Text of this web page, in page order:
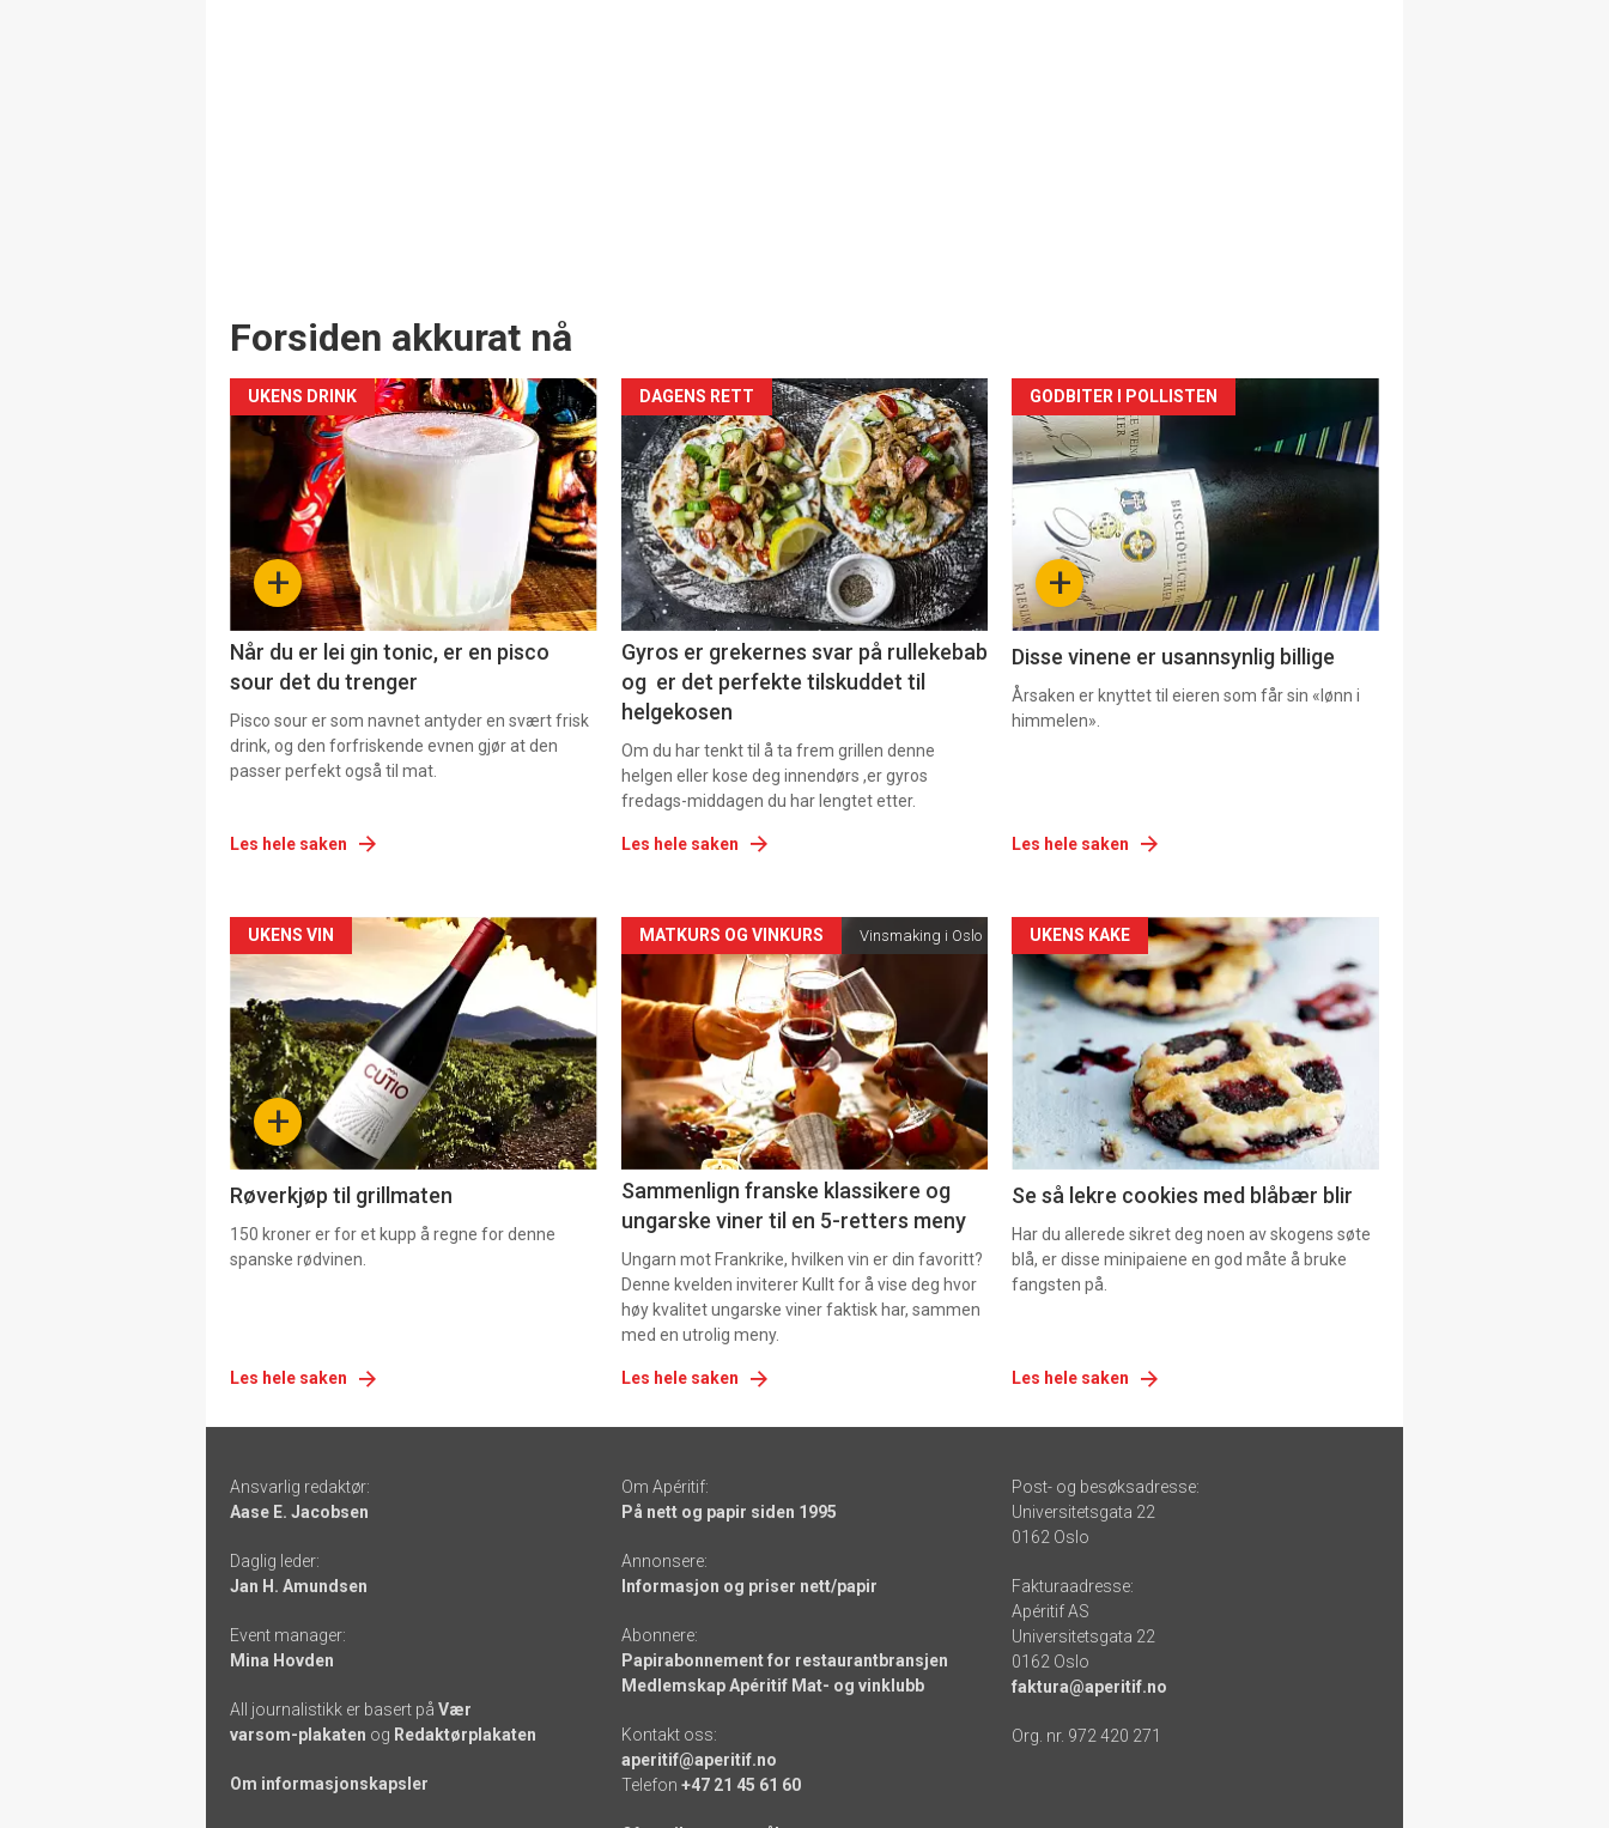
Forsiden akkurat nå
+
UKENS DRINK
Når du er lei gin tonic, er en pisco
sour det du trenger
Pisco sour er som navnet antyder en svært frisk
drink, og den forfriskende evnen gjør at den
passer perfekt også til mat.
Les hele saken
Forsiden
akkurat
nå
-
2
DAGENS RETT
Gyros er grekernes svar på rullekebab
og er det perfekte tilskuddet til
helgekosen
Om du har tenkt til å ta frem grillen denne
helgen eller kose deg innendørs ,er gyros
fredags-middagen du har lengtet etter.
Les hele saken
Forsiden
akkurat
nå
3 +
GODBITER I POLLISTEN
Disse vinene er usannsynlig billige
Årsaken er knyttet til eieren som får sin «lønn i
himmelen».
Les hele saken
Forsiden
akkurat
nå
-
4 +
UKENS VIN
Røverkjøp til grillmaten
150 kroner er for et kupp å regne for denne
spanske rødvinen.
Les hele saken
Forsiden
akkurat
nå
-
5
MATKURS OG VINKURS Vinsmaking i Oslo
Sammenlign franske klassikere og
ungarske viner til en 5-retters meny
Ungarn mot Frankrike, hvilken vin er din favoritt?
Denne kvelden inviterer Kullt for å vise deg hvor
høy kvalitet ungarske viner faktisk har, sammen
med en utrolig meny.
Les hele saken
Forsiden
akkurat
nå
6
UKENS KAKE
Se så lekre cookies med blåbær blir
Har du allerede sikret deg noen av skogens søte
blå, er disse minipaiene en god måte å bruke
fangsten på.
Les hele saken
-
links
Ansvarlig redaktør:
Aase E. Jacobsen
Daglig leder:
Jan H. Amundsen
Event manager:
Mina Hovden
All journalistikk er basert på Vær
varsom-plakaten og Redaktørplakaten
Om informasjonskapsler
Om Apéritif:
På nett og papir siden 1995
Annonsere:
Informasjon og priser nett/papir
Abonnere:
Papirabonnement for restaurantbransjen
Medlemskap Apéritif Mat- og vinklubb
Kontakt oss:
aperitif@aperitif.no
Telefon +47 21 45 61 60
Post- og besøksadresse:
Universitetsgata 22
0162 Oslo
Fakturaadresse:
Apéritif AS
Universitetsgata 22
0162 Oslo
faktura@aperitif.no
Org. nr. 972 420 271